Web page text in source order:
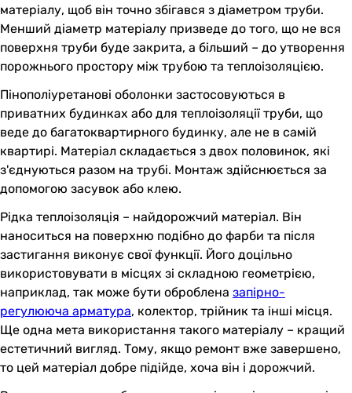
матеріалу, щоб він точно збігався з діаметром труби.
Менший діаметр матеріалу призведе до того, що не вся
поверхня труби буде закрита, а більший – до утворення
порожнього простору між трубою та теплоізоляцією.
Пінополіуретанові оболонки застосовуються в
приватних будинках або для теплоізоляції труби, що
веде до багатоквартирного будинку, але не в самій
квартирі. Матеріал складається з двох половинок, які
з'єднуються разом на трубі. Монтаж здійснюється за
допомогою засувок або клею.
Рідка теплоізоляція – найдорожчий матеріал. Він
наноситься на поверхню подібно до фарби та після
застигання виконує свої функції. Його доцільно
використовувати в місцях зі складною геометрією,
наприклад, так може бути оброблена запірно-
регулююча арматура, колектор, трійник та інші місця.
Ще одна мета використання такого матеріалу – кращий
естетичний вигляд. Тому, якщо ремонт вже завершено,
то цей матеріал добре підійде, хоча він і дорожчий.